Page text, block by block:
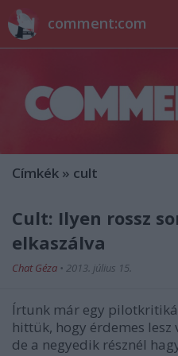
comment:com
Címkék » cult
Cult: Ilyen rossz
elkaszálva
Chat Géza • 2013. július 15.
Írtunk már egy
hittük, hogy érdemes lesz
de a negyedik résznél